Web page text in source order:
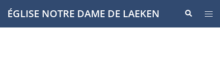
Aller
auÉGLISE NOTRE DAME DE LAEKEN
le